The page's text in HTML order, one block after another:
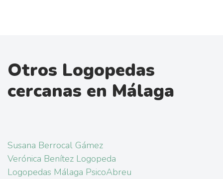
Otros Logopedas
cercanas en Málaga
Susana Berrocal Gámez
Verónica Benítez Logopeda
Logopedas Málaga PsicoAbreu